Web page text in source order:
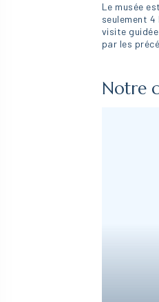
Le musée
seulement
visite
par les
Notre